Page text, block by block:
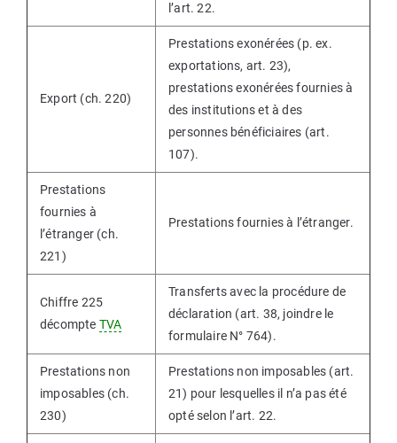
l’art. 22.
Export (ch. 220)
Prestations exonérées (p. ex.
exportations, art. 23),
prestations exonérées fournies à
des institutions et à des
personnes bénéficiaires (art.
107).
Prestations
fournies à
l’étranger (ch.
221)
Prestations fournies à l’étranger.
Chiffre 225
décompte TVA
Transferts avec la procédure de
déclaration (art. 38, joindre le
formulaire N° 764).
Prestations non
imposables (ch.
230)
Prestations non imposables (art.
21) pour lesquelles il n’a pas été
opté selon l’art. 22.